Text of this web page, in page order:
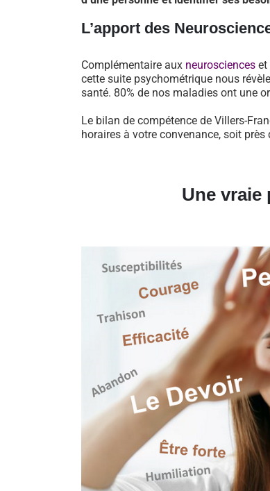
L’apport des
Complémentaire aux neurosciences et
cette suite psychométrique nous
santé. 80% de nos maladies ont une
Le bilan de compétence de Villers-
horaires à votre convenance, soit
Une